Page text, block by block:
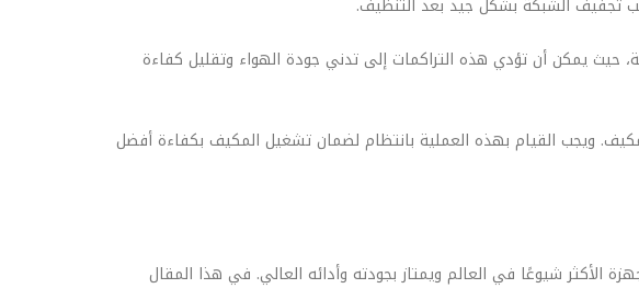
حيث يمكن أن تؤدي هذه التراكمات إلى تدني جودة الهواء وتقليل كفاءة
ويجب القيام بهذه العملية بانتظام لضمان تشغيل المكيف بكفاءة أفضل
شيوعًا في العالم ويمتاز بجودته وأدائه العالي. في هذا المقال